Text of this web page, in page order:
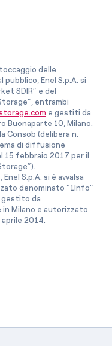
delle
Enel S.p.A. si
SDIR” e del
entrambi
e gestiti da
Buonaparte 10, Milano.
(delibera n.
di diffusione
15 febbraio 2017 per il
S.p.A. si è avvalsa
denominato “1Info”
, gestito da
in Milano e autorizzato
2014.